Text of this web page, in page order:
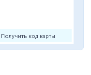
Получить код карты